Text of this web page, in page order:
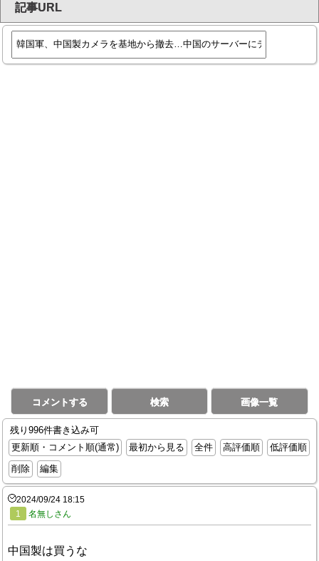
記事URL
コメントする 検索 画像一覧
残り996件書き込み可
更新順・コメント順(通常)
最初から見る 全件 高評価順
低評価順
削除
編集
2024/09/24 18:15
1
名無しさん
中国製は買うな